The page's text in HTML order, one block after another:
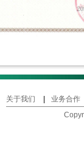
关于我们
业务合作